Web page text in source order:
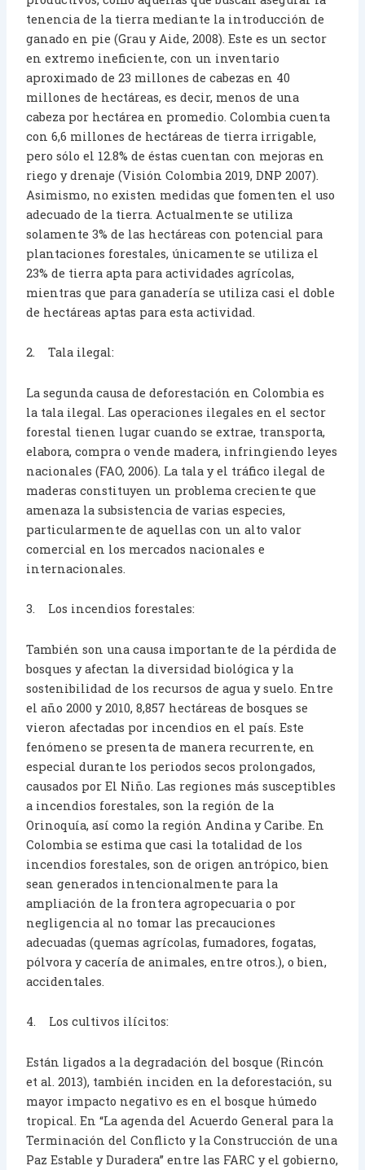
tenencia de la tierra mediante la introducción de
ganado en pie (Grau y Aide, 2008). Este es un sector
en extremo ineficiente, con un inventario
aproximado de 23 millones de cabezas en 40
millones de hectáreas, es decir, menos de una
cabeza por hectárea en promedio. Colombia cuenta
con 6,6 millones de hectáreas de tierra irrigable,
pero sólo el 12.8% de éstas cuentan con mejoras en
riego y drenaje (Visión Colombia 2019, DNP 2007).
Asimismo, no existen medidas que fomenten el uso
adecuado de la tierra. Actualmente se utiliza
solamente 3% de las hectáreas con potencial para
plantaciones forestales, únicamente se utiliza el
23% de tierra apta para actividades agrícolas,
mientras que para ganadería se utiliza casi el doble
de hectáreas aptas para esta actividad.
2. Tala ilegal:
La segunda causa de deforestación en Colombia es
la tala ilegal. Las operaciones ilegales en el sector
forestal tienen lugar cuando se extrae, transporta,
elabora, compra o vende madera, infringiendo leyes
nacionales (FAO, 2006). La tala y el tráfico ilegal de
maderas constituyen un problema creciente que
amenaza la subsistencia de varias especies,
particularmente de aquellas con un alto valor
comercial en los mercados nacionales e
internacionales.
3. Los incendios forestales:
También son una causa importante de la pérdida de
bosques y afectan la diversidad biológica y la
sostenibilidad de los recursos de agua y suelo. Entre
el año 2000 y 2010, 8,857 hectáreas de bosques se
vieron afectadas por incendios en el país. Este
fenómeno se presenta de manera recurrente, en
especial durante los periodos secos prolongados,
causados por El Niño. Las regiones más susceptibles
a incendios forestales, son la región de la
Orinoquía, así como la región Andina y Caribe. En
Colombia se estima que casi la totalidad de los
incendios forestales, son de origen antrópico, bien
sean generados intencionalmente para la
ampliación de la frontera agropecuaria o por
negligencia al no tomar las precauciones
adecuadas (quemas agrícolas, fumadores, fogatas,
pólvora y cacería de animales, entre otros.), o bien,
accidentales.
4. Los cultivos ilícitos:
Están ligados a la degradación del bosque (Rincón
et al. 2013), también inciden en la deforestación, su
mayor impacto negativo es en el bosque húmedo
tropical. En “La agenda del Acuerdo General para la
Terminación del Conflicto y la Construcción de una
Paz Estable y Duradera” entre las FARC y el gobierno,